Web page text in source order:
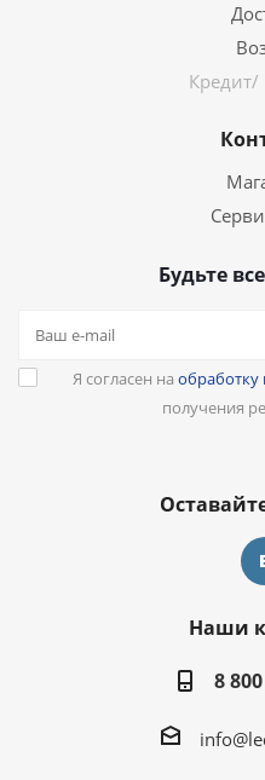
Кредит/
Будьте
Я согласен на
получения
Наши
8